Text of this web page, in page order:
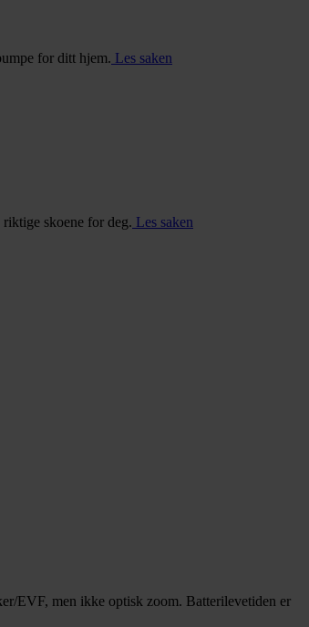
for ditt hjem. Les saken
skoene for deg. Les saken
EVF, men ikke optisk zoom. Batterilevetiden er